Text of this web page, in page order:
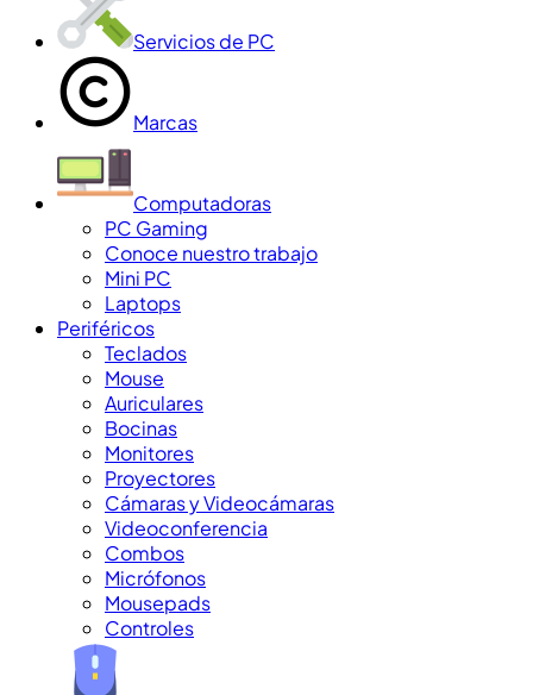
Servicios de PC
Marcas
Computadoras
PC Gaming
Conoce nuestro trabajo
Mini PC
Laptops
Periféricos
Teclados
Mouse
Auriculares
Bocinas
Monitores
Proyectores
Cámaras y Videocámaras
Videoconferencia
Combos
Micrófonos
Mousepads
Controles